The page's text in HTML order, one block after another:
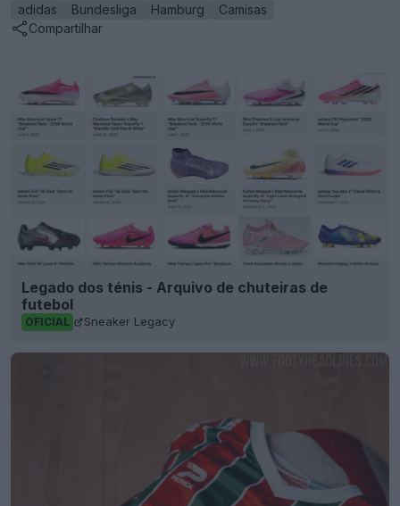
adidas Bundesliga Hamburg
Camisas
Compartilhar
Legado dos ténis - Arquivo de chuteiras de
futebol
OFICIAL Sneaker Legacy